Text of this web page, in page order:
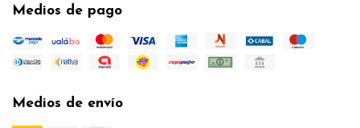
Medios de pago
Medios de envío